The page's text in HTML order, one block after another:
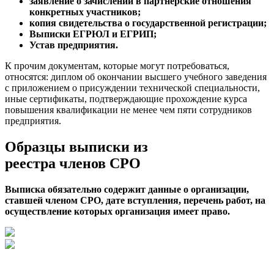
конкретных участников;
копия свидетельства о государственной регистрации;
Выписки ЕГРЮЛ и ЕГРИП;
Устав предприятия.
К прочим документам, которые могут потребоваться,
относятся: диплом об окончании высшего учебного заведения
с приложением о присуждении технической специальности,
иные сертификаты, подтверждающие прохождение курса
повышения квалификации не менее чем пяти сотрудников
предприятия.
Образцы выписки из
реестра членов СРО
Выписка обязательно содержит данные о организации,
ставшей членом СРО, дате вступления, перечень работ, на
осуществление которых организация имеет право.